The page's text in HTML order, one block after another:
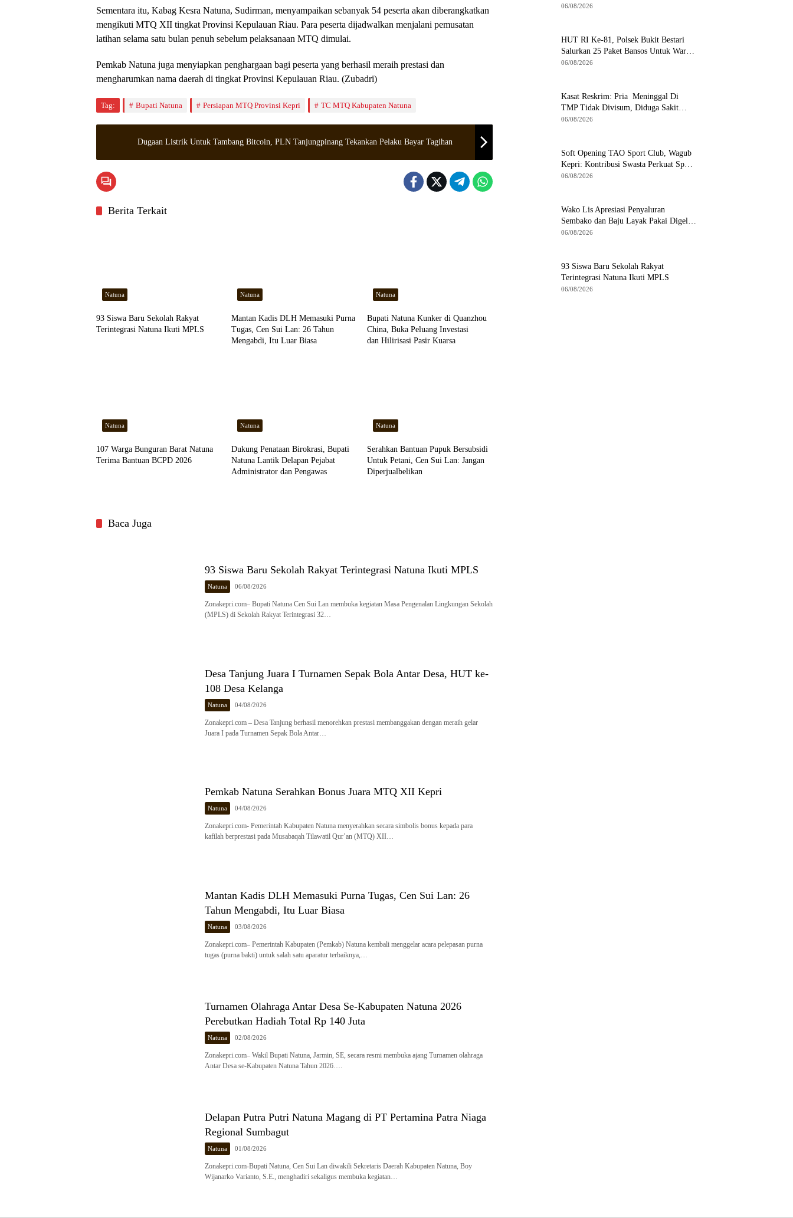
Sementara itu, Kabag Kesra Natuna, Sudirman, menyampaikan sebanyak 54 peserta akan diberangkatkan
mengikuti MTQ XII tingkat Provinsi Kepulauan Riau. Para peserta dijadwalkan menjalani pemusatan
latihan selama satu bulan penuh sebelum pelaksanaan MTQ dimulai.
Pemkab Natuna juga menyiapkan penghargaan bagi peserta yang berhasil meraih prestasi dan
mengharumkan nama daerah di tingkat Provinsi Kepulauan Riau. (Zubadri)
Tag: Bupati Natuna Persiapan MTQ Provinsi Kepri TC MTQ Kabupaten Natuna
Dugaan Listrik Untuk Tambang Bitcoin, PLN Tanjungpinang Tekankan Pelaku Bayar Tagihan
Berita Terkait
Natuna
93 Siswa Baru Sekolah Rakyat
Terintegrasi Natuna Ikuti MPLS
Natuna
Mantan Kadis DLH Memasuki Purna
Tugas, Cen Sui Lan: 26 Tahun
Mengabdi, Itu Luar Biasa
Natuna
Bupati Natuna Kunker di Quanzhou
China, Buka Peluang Investasi
dan Hilirisasi Pasir Kuarsa
Natuna
107 Warga Bunguran Barat Natuna
Terima Bantuan BCPD 2026
Natuna
Dukung Penataan Birokrasi, Bupati
Natuna Lantik Delapan Pejabat
Administrator dan Pengawas
Natuna
Serahkan Bantuan Pupuk Bersubsidi
Untuk Petani, Cen Sui Lan: Jangan
Diperjualbelikan
Baca Juga
93 Siswa Baru Sekolah Rakyat Terintegrasi Natuna Ikuti MPLS
Natuna 06/08/2026
Zonakepri.com– Bupati Natuna Cen Sui Lan membuka kegiatan Masa Pengenalan Lingkungan Sekolah
(MPLS) di Sekolah Rakyat Terintegrasi 32…
Desa Tanjung Juara I Turnamen Sepak Bola Antar Desa, HUT ke-
108 Desa Kelanga
Natuna 04/08/2026
Zonakepri.com – Desa Tanjung berhasil menorehkan prestasi membanggakan dengan meraih gelar
Juara I pada Turnamen Sepak Bola Antar…
Pemkab Natuna Serahkan Bonus Juara MTQ XII Kepri
Natuna 04/08/2026
Zonakepri.com- Pemerintah Kabupaten Natuna menyerahkan secara simbolis bonus kepada para
kafilah berprestasi pada Musabaqah Tilawatil Qur’an (MTQ) XII…
Mantan Kadis DLH Memasuki Purna Tugas, Cen Sui Lan: 26
Tahun Mengabdi, Itu Luar Biasa
Natuna 03/08/2026
Zonakepri.com– Pemerintah Kabupaten (Pemkab) Natuna kembali menggelar acara pelepasan purna
tugas (purna bakti) untuk salah satu aparatur terbaiknya,…
Turnamen Olahraga Antar Desa Se-Kabupaten Natuna 2026
Perebutkan Hadiah Total Rp 140 Juta
Natuna 02/08/2026
Zonakepri.com– Wakil Bupati Natuna, Jarmin, SE, secara resmi membuka ajang Turnamen olahraga
Antar Desa se-Kabupaten Natuna Tahun 2026….
Delapan Putra Putri Natuna Magang di PT Pertamina Patra Niaga
Regional Sumbagut
Natuna 01/08/2026
Zonakepri.com-Bupati Natuna, Cen Sui Lan diwakili Sekretaris Daerah Kabupaten Natuna, Boy
Wijanarko Varianto, S.E., menghadiri sekaligus membuka kegiatan…
dengan Jasa Ekspedisi
06/08/2026
HUT RI Ke-81, Polsek Bukit Bestari
Salurkan 25 Paket Bansos Untuk Warga
di Tanjung Unggat
06/08/2026
Kasat Reskrim: Pria Meninggal Di
TMP Tidak Divisum, Diduga Sakit
Jantung
06/08/2026
Soft Opening TAO Sport Club, Wagub
Kepri: Kontribusi Swasta Perkuat Sport
Tourism di Batam
06/08/2026
Wako Lis Apresiasi Penyaluran
Sembako dan Baju Layak Pakai Digelar
KUA Tanjungpinang Timur
06/08/2026
93 Siswa Baru Sekolah Rakyat
Terintegrasi Natuna Ikuti MPLS
06/08/2026